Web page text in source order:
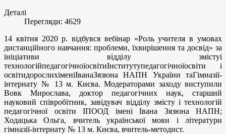
Деталі
Перегляди: 4629
14 квітня 2020 р. відбувся вебінар «Роль учителя в умовах
дистанційного навчання: проблеми, їхвирішення та досвід» за
ініціативи відділу змістуі
технологійпедагогічноїосвітиІнститутупедагогічноїосвіти і
освітидорослихіменіІванаЗязюна НАПН України таГімназії-
інтернату № 13 м. Києва. Модераторами заходу виступили
Вовк Мирослава, доктор педагогічних наук, старший
науковий співробітник, завідувач відділу змісту і технологій
педагогічної освіти ІПООД імені Івана Зязюна НАПН;
Ходацька Ольга, вчитель української мови і літератури
гімназії-інтернату № 13 м. Києва, вчитель-методист.